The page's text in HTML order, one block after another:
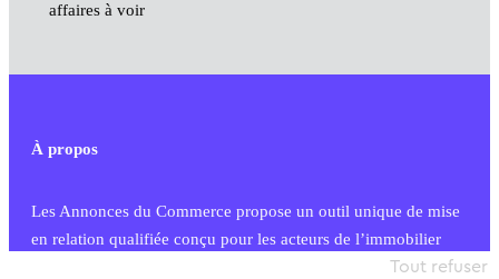
affaires à voir
À propos
Les Annonces du Commerce propose un outil unique de mise
en relation qualifiée conçu pour les acteurs de l’immobilier
commercial et les collectivités territoriales, simple et intégrant
Tout refuser